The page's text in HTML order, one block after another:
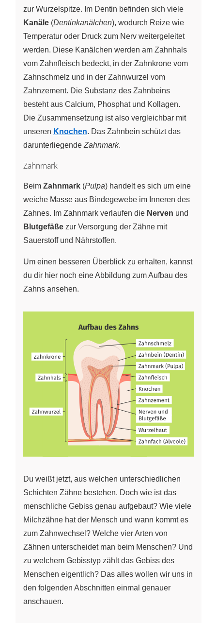
zur Wurzelspitze. Im Dentin befinden sich viele
Kanäle (Dentinkanälchen), wodurch Reize wie
Temperatur oder Druck zum Nerv weitergeleitet
werden. Diese Kanälchen werden am Zahnhals
vom Zahnfleisch bedeckt, in der Zahnkrone vom
Zahnschmelz und in der Zahnwurzel vom
Zahnzement. Die Substanz des Zahnbeins
besteht aus Calcium, Phosphat und Kollagen.
Die Zusammensetzung ist also vergleichbar mit
unseren Knochen. Das Zahnbein schützt das
darunterliegende Zahnmark.
Zahnmark
Beim Zahnmark (Pulpa) handelt es sich um eine
weiche Masse aus Bindegewebe im Inneren des
Zahnes. Im Zahnmark verlaufen die Nerven und
Blutgefäße zur Versorgung der Zähne mit
Sauerstoff und Nährstoffen.
Um einen besseren Überblick zu erhalten, kannst
du dir hier noch eine Abbildung zum Aufbau des
Zahns ansehen.
Du weißt jetzt, aus welchen unterschiedlichen
Schichten Zähne bestehen. Doch wie ist das
menschliche Gebiss genau aufgebaut? Wie viele
Milchzähne hat der Mensch und wann kommt es
zum Zahnwechsel? Welche vier Arten von
Zähnen unterscheidet man beim Menschen? Und
zu welchem Gebisstyp zählt das Gebiss des
Menschen eigentlich? Das alles wollen wir uns in
den folgenden Abschnitten einmal genauer
anschauen.